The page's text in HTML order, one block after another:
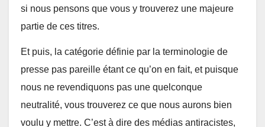
si nous pensons que vous y trouverez une majeure
partie de ces titres.
Et puis, la catégorie définie par la terminologie de
presse pas pareille étant ce qu’on en fait, et puisque
nous ne revendiquons pas une quelconque
neutralité, vous trouverez ce que nous aurons bien
voulu y mettre. C’est à dire des médias antiracistes,